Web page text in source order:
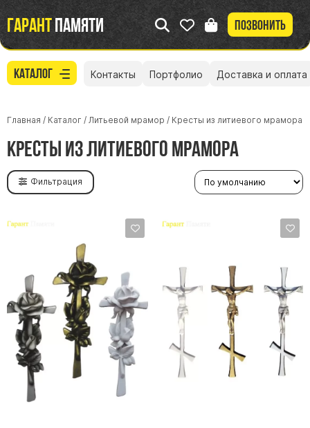
Гарантпамяти Позвонить
Каталог
Участникам СВО
Памятники из гранита
Памятники из мрамора
Элитные памятники
Резные памятники
Контакты Портфолио Доставка и оплата
Главная / Каталог / Литьевой мрамор / Кресты из литиевого мрамора
Кресты из литиевого мрамора
Фильтрация